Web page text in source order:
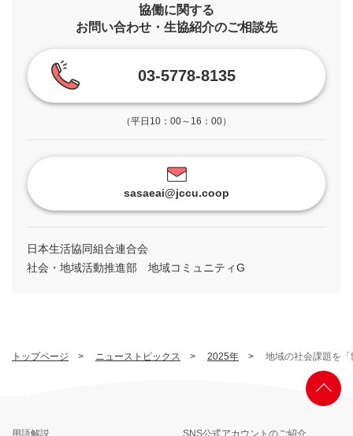
トップページ ニューストピックス 2025年 地域の社会課題を
協働に関する
お問い合わせ・生協紹介のご相談先
03-5778-8135
（平日10：00～16：00）
sasaeai@jccu.coop
日本生活協同組合連合会
社会・地域活動推進部 地域コミュニティG
用語解説 SNS公式アカウントのご紹介